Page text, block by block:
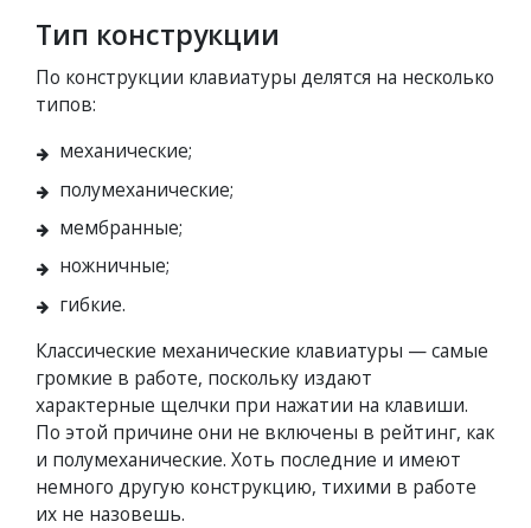
Тип конструкции
По конструкции клавиатуры делятся на несколько
типов:
механические;
полумеханические;
мембранные;
ножничные;
гибкие.
Классические механические клавиатуры — самые
громкие в работе, поскольку издают
характерные щелчки при нажатии на клавиши.
По этой причине они не включены в рейтинг, как
и полумеханические. Хоть последние и имеют
немного другую конструкцию, тихими в работе
их не назовешь.